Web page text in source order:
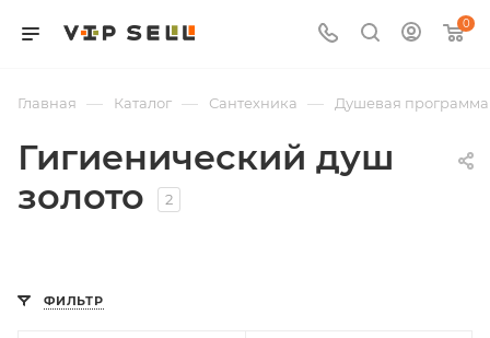
0
Главная — Каталог — Сантехника — Душевая программа
Гигиенический душ
золото
2
ФИЛЬТР